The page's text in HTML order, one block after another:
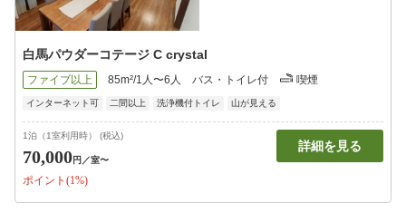
白馬パウダーコテージ C crystal
ファイブ以上 85m²/1人〜6人 バス・トイレ付 喫煙
インターネット可 二間以上 洗浄機付トイレ 山が見える
1泊（1室利用時） (税込)
70,000円 ／室〜
ポイント(1%)
詳細を見る